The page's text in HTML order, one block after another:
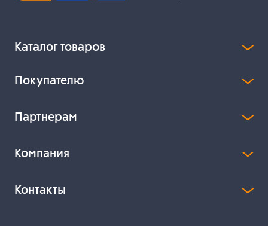
Каталог товаров
Покупателю
Партнерам
Компания
Контакты